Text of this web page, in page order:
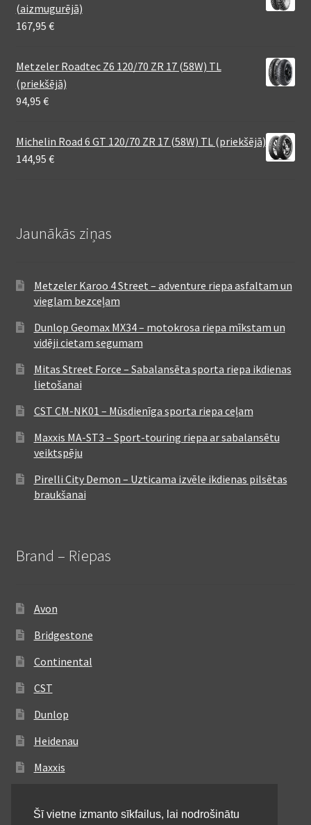
(aizmugurējā)
167,95 €
Metzeler Roadtec Z6 120/70 ZR 17 (58W) TL
(priekšējā)
94,95 €
Michelin Road 6 GT 120/70 ZR 17 (58W) TL (priekšējā)
144,95 €
Jaunākās ziņas
Metzeler Karoo 4 Street – adventure riepa asfaltam un
vieglam bezceļam
Dunlop Geomax MX34 – motokrosa riepa mīkstam un
vidēji cietam segumam
Mitas Street Force – Sabalansēta sporta riepa ikdienas
lietošanai
CST CM-NK01 – Mūsdienīga sporta riepa ceļam
Maxxis MA-ST3 – Sport-touring riepa ar sabalansētu
veiktspēju
Pirelli City Demon – Uzticama izvēle ikdienas pilsētas
braukšanai
Brand – Riepas
Avon
Bridgestone
Continental
CST
Dunlop
Heidenau
Maxxis
Michelin
Šī vietne izmanto sīkfailus, lai nodrošinātu